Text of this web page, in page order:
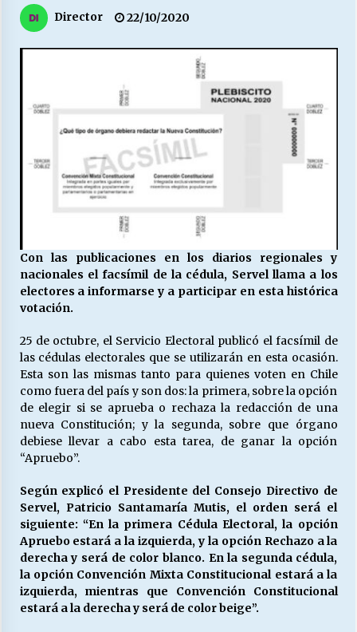
MUNICIPALIDAD, TRABAJADORES, CLIMA
13/07/2026
Escuela hospitalaria El Carmen de Maipu.
25/06/2026
¿Qué habrían dicho?
23/06/2026
VOLVER A SER ALTERNATIVA
16/06/2026
Releyendo la Rerum Novarum a 135 años. “La
cuestión social hoy”.
16/05/2026
30/04/2026
¿Asesores con doble sueldo?
18/04/2026
Chile y sus segmentos de la riqueza
Director 22/10/2020
Con las publicaciones en los diarios regionales y
nacionales el facsímil de la cédula, Servel llama a los
electores a informarse y a participar en esta histórica
votación.
25 de octubre, el Servicio Electoral publicó el facsímil de
las cédulas electorales que se utilizarán en esta ocasión.
Esta son las mismas tanto para quienes voten en Chile
como fuera del país y son dos: la primera, sobre la opción
de elegir si se aprueba o rechaza la redacción de una
nueva Constitución; y la segunda, sobre que órgano
debiese llevar a cabo esta tarea, de ganar la opción
“Apruebo”.
Según explicó el Presidente del Consejo Directivo de
Servel, Patricio Santamaría Mutis, el orden será el
siguiente: “En la primera Cédula Electoral, la opción
Apruebo estará a la izquierda, y la opción Rechazo a la
derecha y será de color blanco. En la segunda cédula,
la opción Convención Mixta Constitucional estará a la
izquierda, mientras que Convención Constitucional
estará a la derecha y será de color beige”.